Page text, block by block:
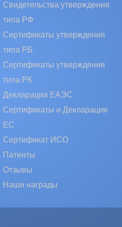
Свидетельства утверждения
типа РФ
Сертификаты утверждения
типа РБ
Сертификаты утверждения
типа РК
Декларации ЕАЭС
Сертификаты и Декларации
EC
Сертификат ИСО
Патенты
Отзывы
Наши награды